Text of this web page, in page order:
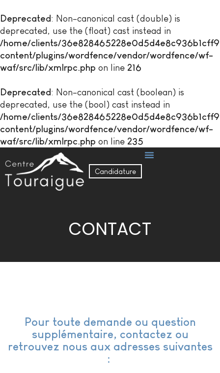
Deprecated: Non-canonical cast (double) is
deprecated, use the (float) cast instead in
/home/clients/
content/plugins/wordfence/vendor/wordfence/wf-
waf/src/lib/xmlrpc.php on line 216
Deprecated: Non-canonical cast (boolean) is
deprecated, use the (bool) cast instead in
/home/clients/
content/plugins/wordfence/vendor/wordfence/wf-
waf/src/lib/xmlrpc.php on line 235
Candidature
CONTACT
Pour toute demande ou question
supplémentaire, contactez ou
retrouvez nous aux adresses suivantes
: